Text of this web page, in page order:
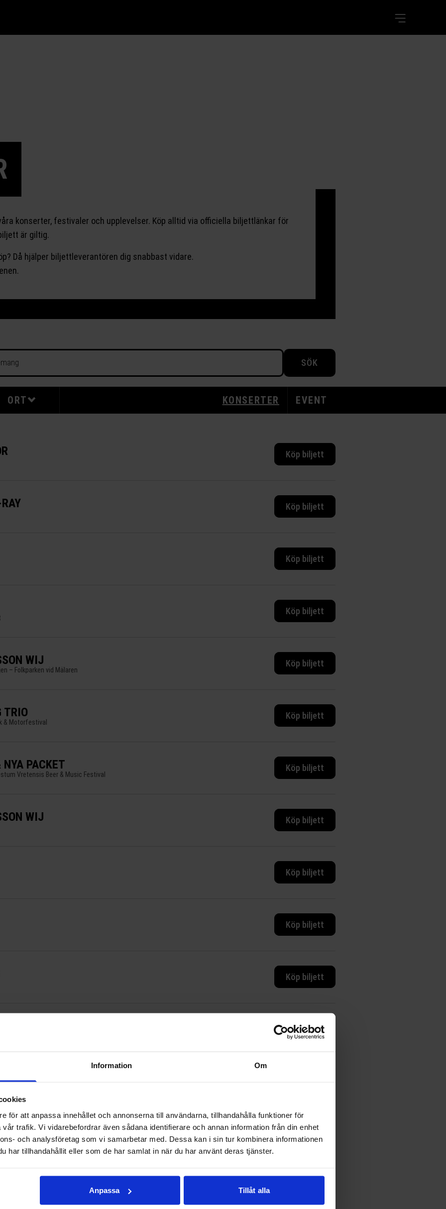
Information Om
för att anpassa innehållet och annonserna till användarna, tillhandahålla funktioner för
trafik. Vi vidarebefordrar även sådana identifierare och annan information från din enhet
och analysföretag som vi samarbetar med. Dessa kan i sin tur kombinera informationen
har tillhandahållit eller som de har samlat in när du har använt deras tjänster.
Anpassa Tillåt alla
konserter, festivaler och upplevelser. Köp alltid via officiella biljettlänkar för
är giltig.
Då hjälper biljettleverantören dig snabbast vidare.
SÖK
ORT KONSERTER EVENT
Köp biljett
Köp biljett
Köp biljett
Köp biljett
WIJ
– Folkparken vid Mälaren
Köp biljett
TRIO
& Motorfestival
Köp biljett
NYA PACKET
Vretensis Beer & Music Festival
Köp biljett
WIJ Köp biljett
Köp biljett
Köp biljett
Köp biljett
Köp biljett